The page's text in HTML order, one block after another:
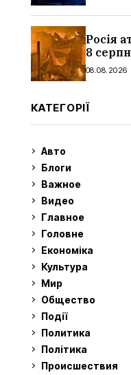
Росія
8
троє
08.08.2026
КАТЕГОРІЇ
Авто
Блоги
Важное
Видео
Главное
Головне
Економіка
Культура
Мир
Общество
Події
Политика
Політика
Происшествия